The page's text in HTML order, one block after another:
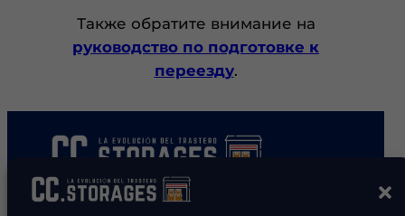
Также обратите внимание на
руководство по подготовке к
переезду.